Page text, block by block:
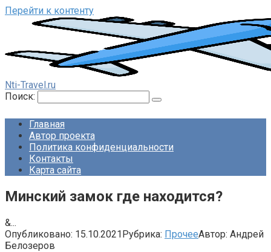
Перейти к контенту
Nti-Travel.ru
Поиск:
Главная
Автор проекта
Политика конфиденциальности
Контакты
Карта сайта
Минский замок где находится?
&...
Опубликовано: 15.10.2021Рубрика: ПрочееАвтор: Андрей
Белозеров